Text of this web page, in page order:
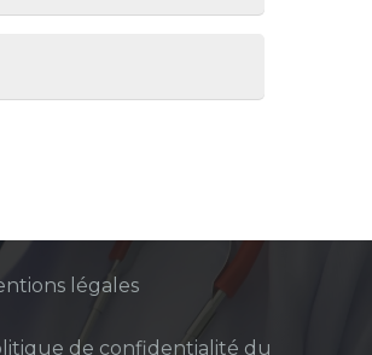
légales
de confidentialité du